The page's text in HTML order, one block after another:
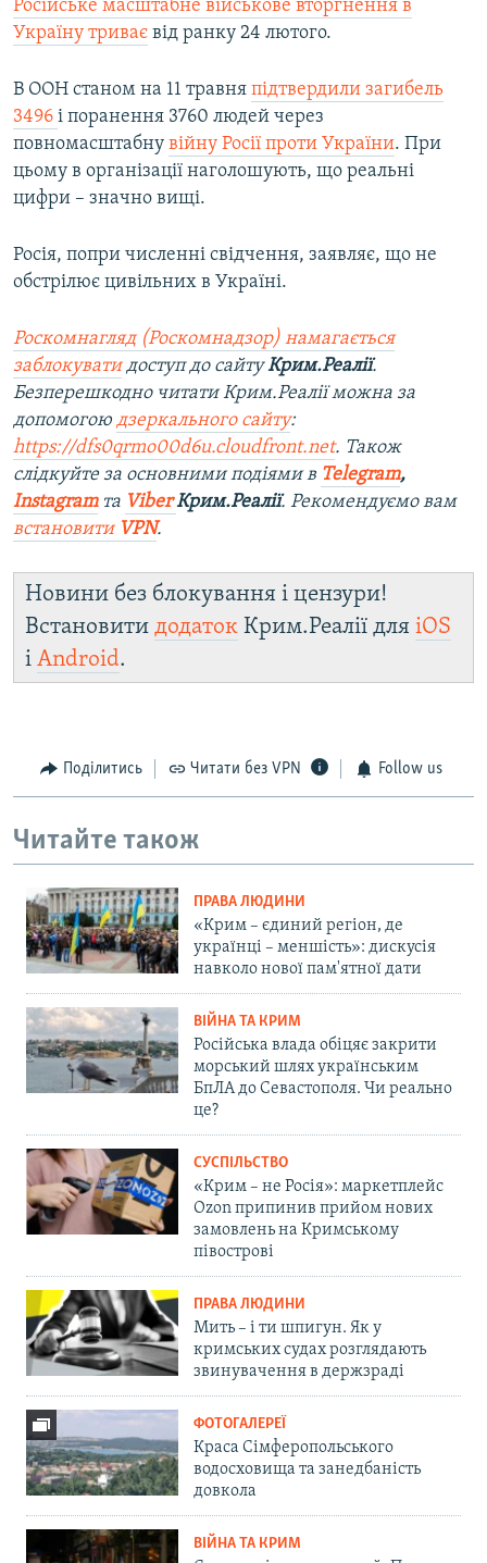
Російське масштабне військове вторгнення в
Україну триває від ранку 24 лютого.
В ООН станом на 11 травня підтвердили загибель
3496 і поранення 3760 людей через
повномасштабну війну Росії проти України. При
цьому в організації наголошують, що реальні
цифри – значно вищі.
Росія, попри численні свідчення, заявляє, що не
обстрілює цивільних в Україні.
Роскомнагляд (Роскомнадзор) намагається
заблокуватидоступ до сайтуКрим.Реалії.
Безперешкодно читати Крим.Реалії можна за
допомогою дзеркального сайту:
https://dfs0qrmo00d6u.cloudfront.net. Також
слідкуйте за основними подіями в Telegram,
Instagramта ViberКрим.Реалії. Рекомендуємо вам
встановити VPN.
Новини без блокування і цензури!
Встановити додаток Крим.Реалії для iOS
і Android.
Поділитись Читати без VPN Follow us
Читайте також
ПРАВА ЛЮДИНИ
«Крим – єдиний регіон, де
українці – меншість»: дискусія
навколо нової пам'ятної дати
ВІЙНА ТА КРИМ
Російська влада обіцяє закрити
морський шлях українським
БпЛА до Севастополя. Чи реально
це?
СУСПІЛЬСТВО
«Крим – не Росія»: маркетплейс
Ozon припинив прийом нових
замовлень на Кримському
півострові
ПРАВА ЛЮДИНИ
Мить – і ти шпигун. Як у
кримських судах розглядають
звинувачення в держзраді
ФОТОГАЛЕРЕЇ
Краса Сімферопольського
водосховища та занедбаність
довкола
ВІЙНА ТА КРИМ